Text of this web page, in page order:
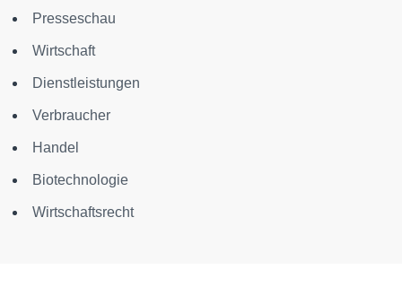
Presseschau
Wirtschaft
Dienstleistungen
Verbraucher
Handel
Biotechnologie
Wirtschaftsrecht